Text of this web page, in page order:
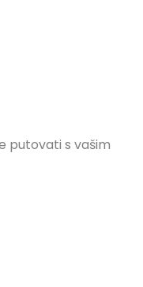
putovati s vašim